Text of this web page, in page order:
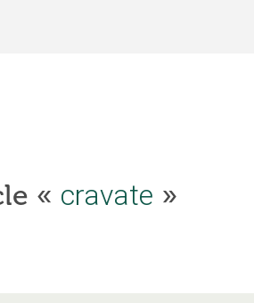
« cravate »